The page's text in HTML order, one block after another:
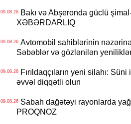
09.08.26Bakı və Abşeronda güclü
XƏBƏRDARLIQ
09.08.26Avtomobil sahiblərinin
Səbəblər və gözlənilən
09.08.26Fırıldaqçıların yeni silahı:
əvvəl diqqətli olun
09.08.26Sabah dağətəyi rayonlarda
PROQNOZ